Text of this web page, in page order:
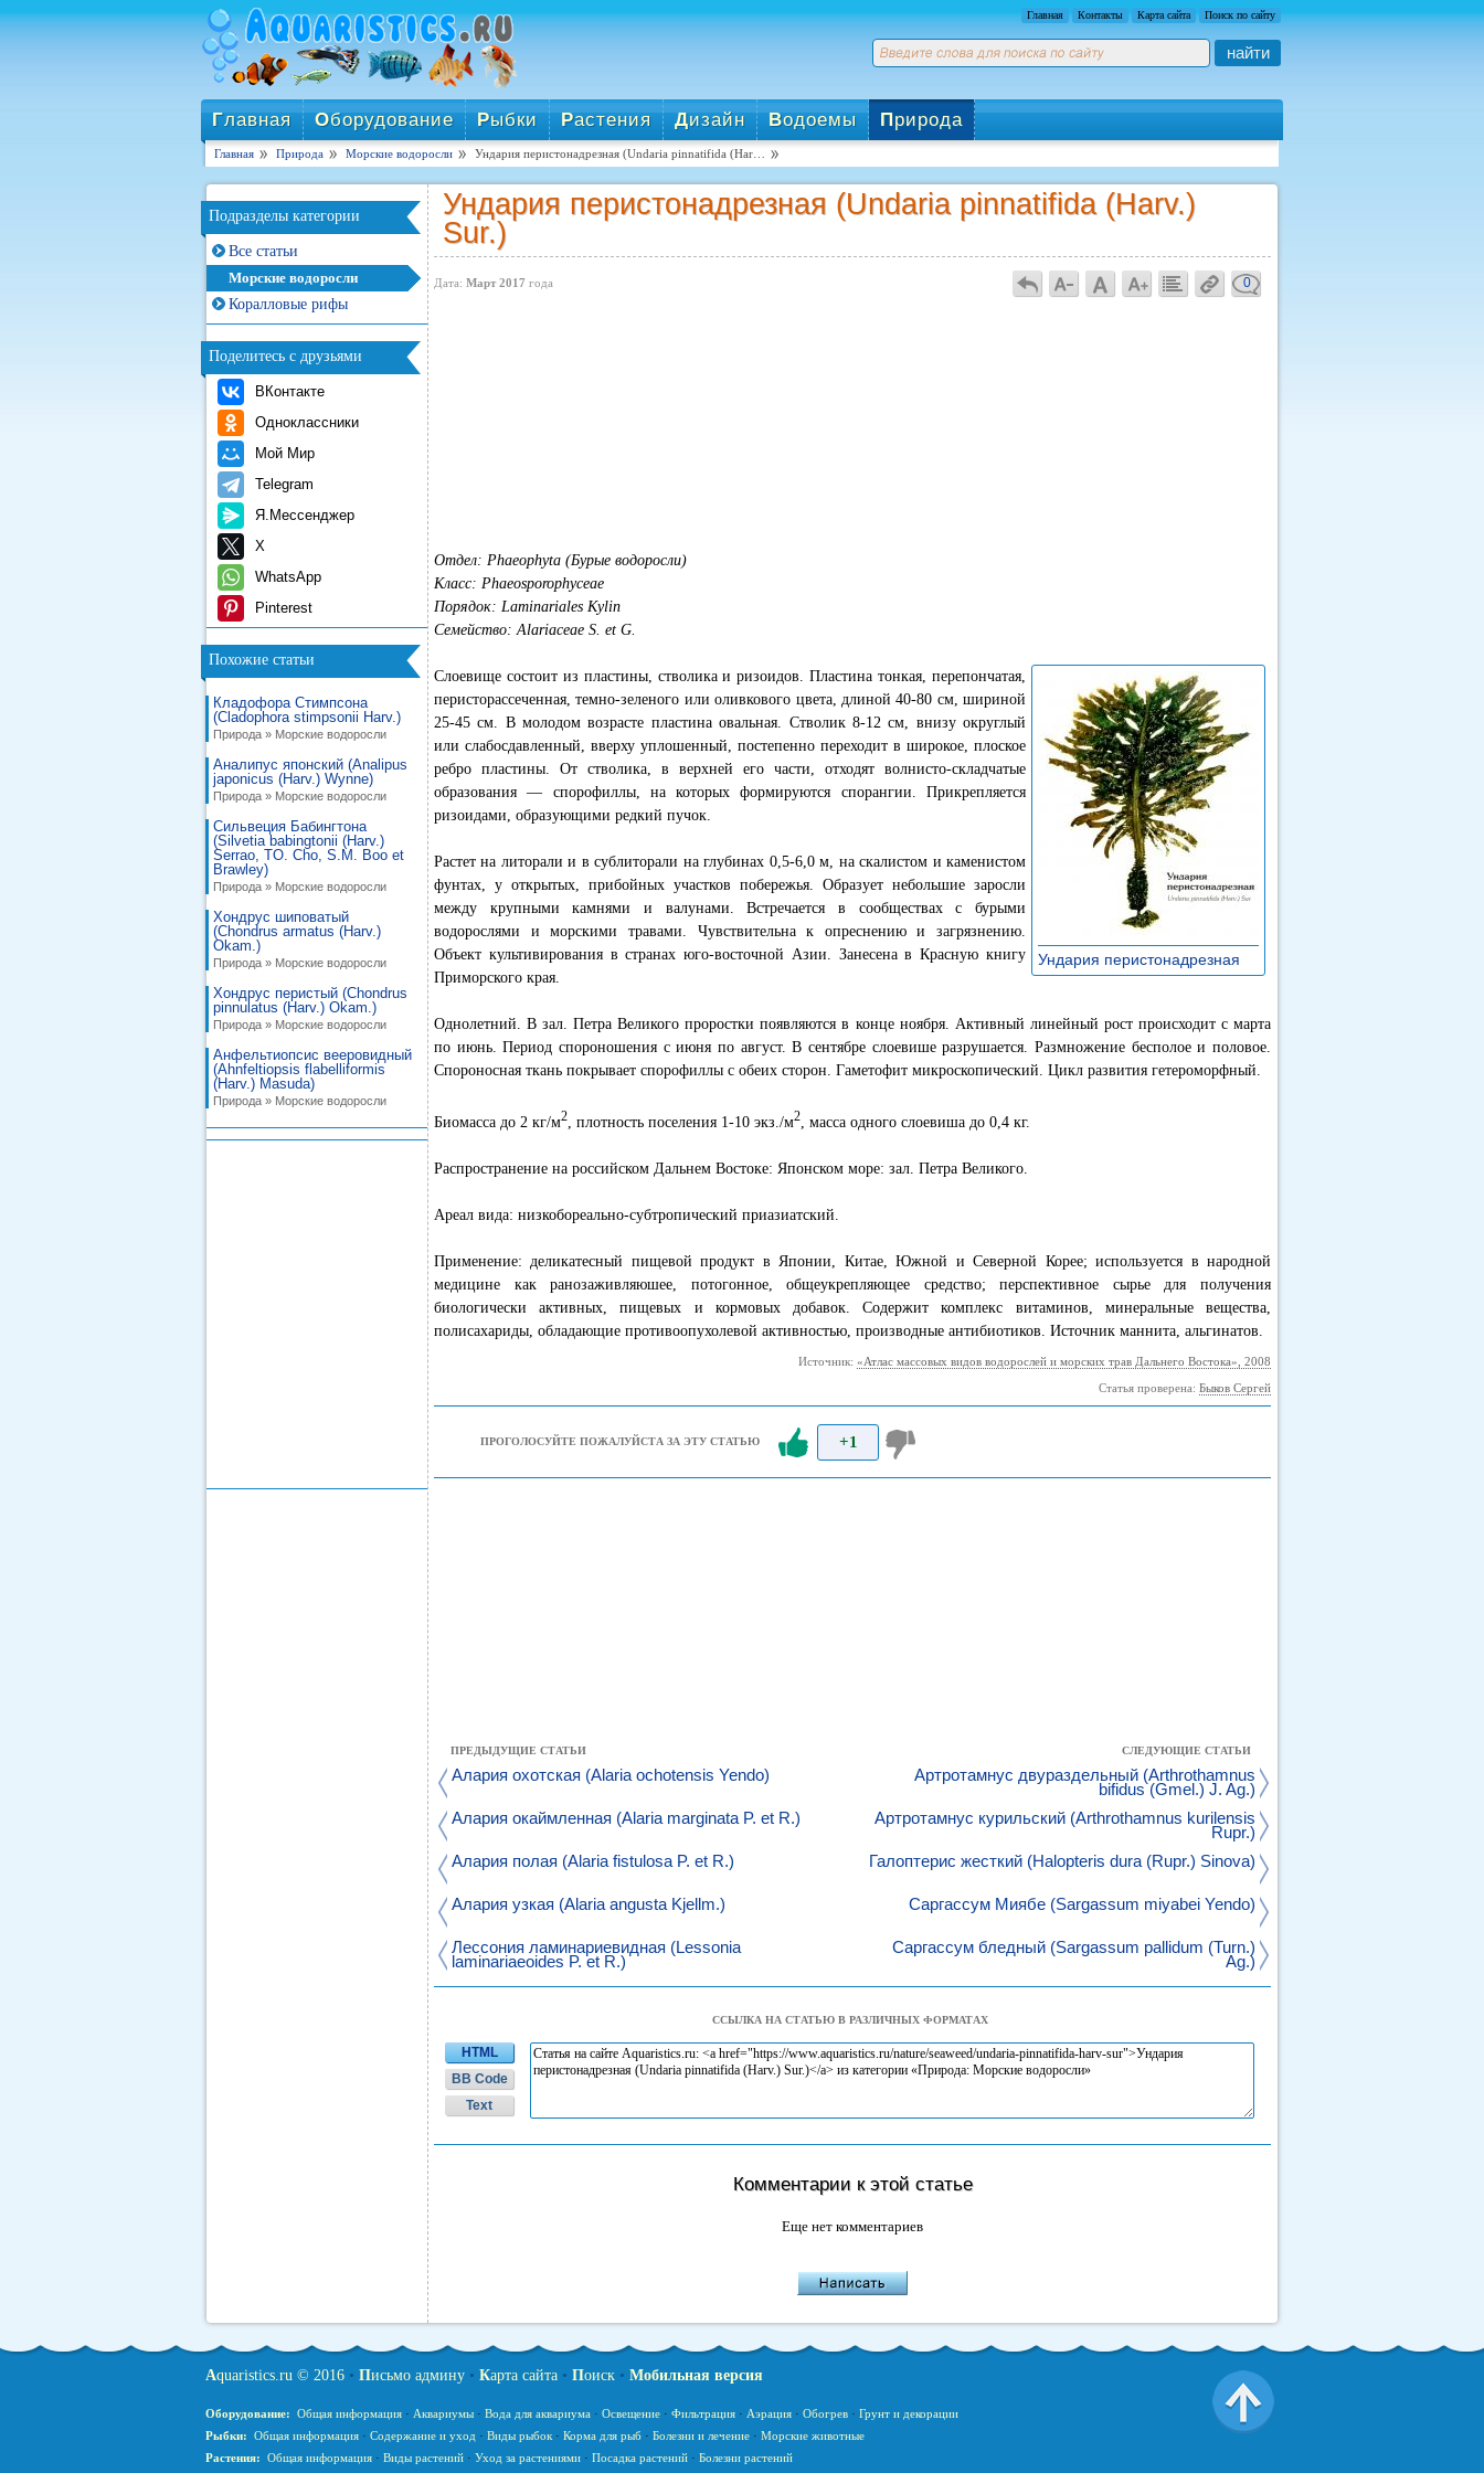
Главная Контакты Карта сайта Поиск по сайту
найти
Главная Оборудование Рыбки Растения Дизайн Водоемы Природа
Главная Природа Морские водоросли Ундария перистонадрезная (Undaria pinnatifida (Har…
Подразделы категории
Все статьи
Морские водоросли
Коралловые рифы
Поделитесь с друзьями
ВКонтакте
Одноклассники
Мой Мир
Telegram
Я.Мессенджер
X
WhatsApp
Pinterest
Похожие статьи
Кладофора Стимпсона
(Cladophora stimpsonii Harv.)
Природа » Морские водоросли
Аналипус японский (Analipus
japonicus (Harv.) Wynne)
Природа » Морские водоросли
Сильвеция Бабингтона
(Silvetia babingtonii (Harv.)
Serrao, TO. Cho, S.M. Boo et
Brawley)
Природа » Морские водоросли
Хондрус шиповатый
(Chondrus armatus (Harv.)
Okam.)
Природа » Морские водоросли
Хондрус перистый (Chondrus
pinnulatus (Harv.) Okam.)
Природа » Морские водоросли
Анфельтиопсис вееровидный
(Ahnfeltiopsis flabelliformis
(Harv.) Masuda)
Природа » Морские водоросли
Ундария перистонадрезная (Undaria pinnatifida (Harv.)
Sur.)
Дата: Март 2017 года 0
Отдел: Phaeophyta (Бурые водоросли)
Класс: Phaeosporophyceae
Порядок: Laminariales Kylin
Семейство: Alariaceae S. et G.
Ундария перистонадрезная
Слоевище состоит из пластины, стволика и ризоидов. Пластина тонкая, перепончатая,
перисторассеченная, темно-зеленого или оливкового цвета, длиной 40-80 см, шириной
25-45 см. В молодом возрасте пластина овальная. Стволик 8-12 см, внизу округлый
или слабосдавленный, вверху уплошенный, постепенно переходит в широкое, плоское
ребро пластины. От стволика, в верхней его части, отходят волнисто-складчатые
образования — спорофиллы, на которых формируются спорангии. Прикрепляется
ризоидами, образующими редкий пучок.
Растет на литорали и в сублиторали на глубинах 0,5-6,0 м, на скалистом и каменистом
фунтах, у открытых, прибойных участков побережья. Образует небольшие заросли
между крупными камнями и валунами. Встречается в сообществах с бурыми
водорослями и морскими травами. Чувствительна к опреснению и загрязнению.
Объект культивирования в странах юго-восточной Азии. Занесена в Красную книгу
Приморского края.
Однолетний. В зал. Петра Великого проростки появляются в конце ноября. Активный линейный рост происходит с марта
по июнь. Период спороношения с июня по август. В сентябре слоевише разрушается. Размножение бесполое и половое.
Спороносная ткань покрывает спорофиллы с обеих сторон. Гаметофит микроскопический. Цикл развития гетероморфный.
Биомасса до 2 кг/м2 , плотность поселения 1-10 экз./м2 , масса одного слоевиша до 0,4 кг.
Распространение на российском Дальнем Востоке: Японском море: зал. Петра Великого.
Ареал вида: низкобореально-субтропический приазиатский.
Применение: деликатесный пищевой продукт в Японии, Китае, Южной и Северной Корее; используется в народной
медицине как ранозаживляюшее, потогонное, общеукрепляющее средство; перспективное сырье для получения
биологически активных, пищевых и кормовых добавок. Содержит комплекс витаминов, минеральные вещества,
полисахариды, обладающие противоопухолевой активностью, производные антибиотиков. Источник маннита, альгинатов.
Источник: «Атлас массовых видов водорослей и морских трав Дальнего Востока», 2008
Статья проверена: Быков Сергей
ПРОГОЛОСУЙТЕ ПОЖАЛУЙСТА ЗА ЭТУ СТАТЬЮ +1
ПРЕДЫДУЩИЕ СТАТЬИ
Алария охотская (Alaria ochotensis Yendo)
Алария окаймленная (Alaria marginata P. et R.)
Алария полая (Alaria fistulosa P. et R.)
Алария узкая (Alaria angusta Kjellm.)
Лессония ламинариевидная (Lessonia
laminariaeoides P. et R.)
СЛЕДУЮЩИЕ СТАТЬИ
Артротамнус двураздельный (Arthrothamnus
bifidus (Gmel.) J. Ag.)
Артротамнус курильский (Arthrothamnus kurilensis
Rupr.)
Галоптерис жесткий (Halopteris dura (Rupr.) Sinova)
Саргассум Миябе (Sargassum miyabei Yendo)
Саргассум бледный (Sargassum pallidum (Turn.)
Ag.)
ССЫЛКА НА СТАТЬЮ В РАЗЛИЧНЫХ ФОРМАТАХ
HTML
BB Code
Text
Комментарии к этой статье
Еще нет комментариев
Aquaristics.ru © 2016• Письмо админу• Карта сайта• Поиск• Мобильная версия
Оборудование: Общая информация· Аквариумы· Вода для аквариума· Освещение· Фильтрация· Аэрация· Обогрев· Грунт и декорации
Рыбки: Общая информация· Содержание и уход · Виды рыбок· Корма для рыб· Болезни и лечение· Морские животные
Растения: Общая информация· Виды растений· Уход за растениями· Посадка растений· Болезни растений